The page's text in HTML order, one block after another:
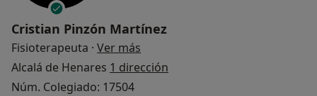
Cristian Pinzón Martínez
Fisioterapeuta · Ver más
Alcalá de Henares 1 dirección
Núm. Colegiado: 17504